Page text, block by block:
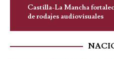
Castilla-La Mancha
de rodajes audiovisuales